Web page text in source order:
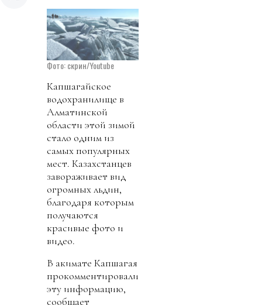
Фото: cкрин/Youtube
Капшагайское
водохранилище в
Алматинской
области этой зимой
стало одним из
самых популярных
мест. Казахстанцев
завораживает вид
огромных льдин,
благодаря которым
получаются
красивые фото и
видео.
В акимате Капшагая
прокомментировали
эту информацию,
сообщает